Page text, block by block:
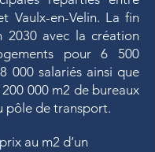
Vaulx-en-Velin. La fin
2030 avec la création
pour 6 500
000 salariés ainsi que
000 m2 de bureaux
pôle de transport.
au m2 d’un